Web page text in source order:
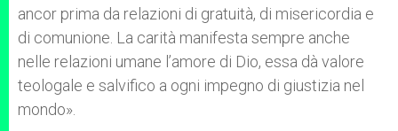
ancor prima da relazioni di gratuità, di misericordia e
di comunione. La carità manifesta sempre anche
nelle relazioni umane l’amore di Dio, essa dà valore
teologale e salvifico a ogni impegno di giustizia nel
mondo».